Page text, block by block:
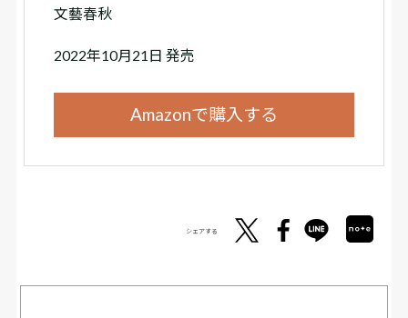
文藝春秋
2022年10月21日 発売
Amazonで購入する
シェアする